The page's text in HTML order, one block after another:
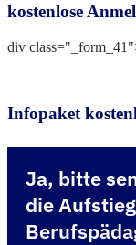
kostenlose
div
Infopaket
Ja, bitte
die